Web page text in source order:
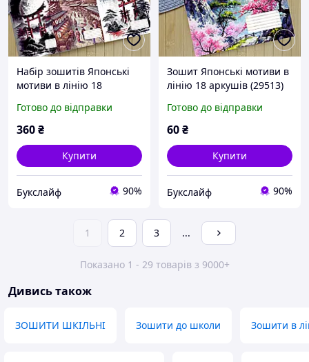
Набір зошитів Японські
мотиви в лінію 18
Готово до відправки
360₴
Купити
Букслайф 90%
Зошит Японські мотиви в
лінію 18 аркушів (29513)
Готово до відправки
60₴
Купити
Букслайф 90%
1 2 3 ...
Показано 1 - 29 товарів з 9000+
Дивись також
ЗОШИТИ ШКІЛЬНІ Зошити до школи Зошити в